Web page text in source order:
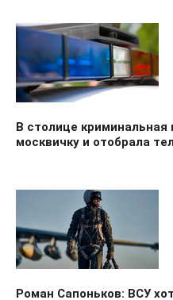
В столице
москвичку и отобрала
Роман Сапоньков: ВСУ